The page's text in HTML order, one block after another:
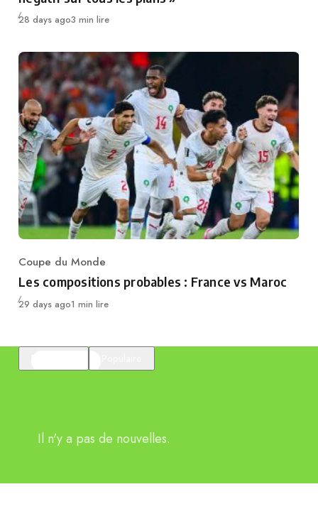
Publié
28 days ago3 min lire
Category
Coupe du Monde
Les compositions probables : France vs Maroc
Publié
29 days ago1 min lire
Il n'y a pas de nouvelles.